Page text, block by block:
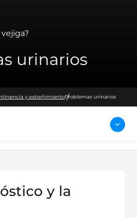
urinarios
y estreñimientoProblemas urinarios
y la